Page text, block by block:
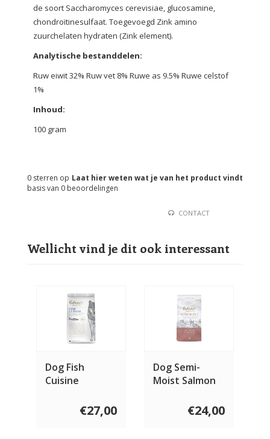
de soort Saccharomyces cerevisiae, glucosamine,
chondroïtinesulfaat. Toegevoegd Zink amino
zuurchelaten hydraten (Zink element).
Analytische bestanddelen:
Ruw eiwit 32% Ruw vet 8% Ruwe as 9.5% Ruwe celstof
1%
Inhoud:
100 gram
Laat hier weten wat je van het product vindt
0 sterren op
basis van 0 beoordelingen
CONTACT
Wellicht vind je dit ook interessant
Dog Fish
Cuisine
€27,00
Dog Semi-
Moist Salmon
€24,00